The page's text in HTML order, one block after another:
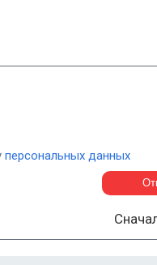
персональных данных